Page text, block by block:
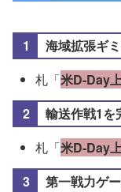
海域拡張ギ
札「米D-Day
輸送作戦1を
札「米D-Day
第一戦力ゲ